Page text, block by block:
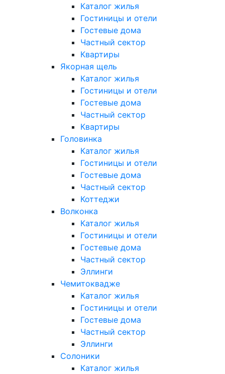
Каталог жилья
Гостиницы и отели
Гостевые дома
Частный сектор
Квартиры
Якорная щель
Каталог жилья
Гостиницы и отели
Гостевые дома
Частный сектор
Квартиры
Головинка
Каталог жилья
Гостиницы и отели
Гостевые дома
Частный сектор
Коттеджи
Волконка
Каталог жилья
Гостиницы и отели
Гостевые дома
Частный сектор
Эллинги
Чемитоквадже
Каталог жилья
Гостиницы и отели
Гостевые дома
Частный сектор
Эллинги
Солоники
Каталог жилья